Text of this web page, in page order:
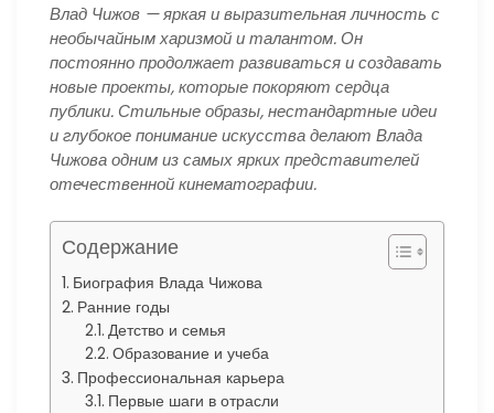
Влад Чижов — яркая и выразительная личность с
необычайным харизмой и талантом. Он
постоянно продолжает развиваться и создавать
новые проекты, которые покоряют сердца
публики. Стильные образы, нестандартные идеи
и глубокое понимание искусства делают Влада
Чижова одним из самых ярких представителей
отечественной кинематографии.
Содержание
Биография Влада Чижова
Ранние годы
Детство и семья
Образование и учеба
Профессиональная карьера
Первые шаги в отрасли